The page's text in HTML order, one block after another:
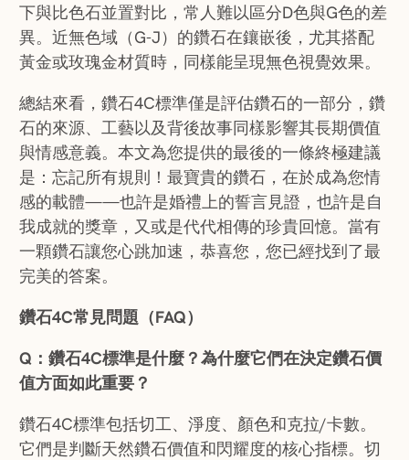
下與比色石並置對比，常人難以區分D色與G色的差
異。近無色域（G-J）的鑽石在鑲嵌後，尤其搭配
黃金或玫瑰金材質時，同樣能呈現無色視覺效果。
總結來看，鑽石4C標準僅是評估鑽石的一部分，鑽
石的來源、工藝以及背後故事同樣影響其長期價值
與情感意義。本文為您提供的最後的一條終極建議
是：忘記所有規則！最寶貴的鑽石，在於成為您情
感的載體——也許是婚禮上的誓言見證，也許是自
我成就的獎章，又或是代代相傳的珍貴回憶。當有
一顆鑽石讓您心跳加速，恭喜您，您已經找到了最
完美的答案。
鑽石4C常見問題（FAQ）
Q： 鑽石4C標準是什麼？為什麼它們在決定鑽石價
值方面如此重要？
鑽石4C標準包括切工、淨度、顏色和克拉/卡數。
它們是判斷天然鑽石價值和閃耀度的核心指標。切